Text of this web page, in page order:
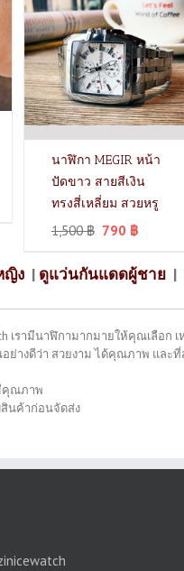
นาฬิกา MEGIR หน้า
ปัดขาว สายสีเงิน
ทรงสี่เหลี่ยม สวยหรู
1,500฿ 790 ฿
ญิง | ดูแว่นกันแดดผู้ชาย |
รามีนาฬิกามากมายให้คุณเลือก
ย่างดีว่า สวยงาม ได้คุณภาพ และ
คุณภาพ
สินค้าก่อนจัดส่ง